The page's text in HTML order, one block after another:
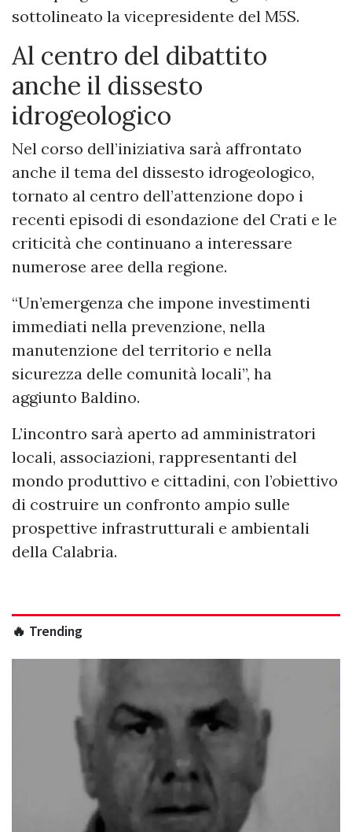
sottolineato la vicepresidente del M5S.
Al centro del dibattito
anche il dissesto
idrogeologico
Nel corso dell’iniziativa sarà affrontato
anche il tema del dissesto idrogeologico,
tornato al centro dell’attenzione dopo i
recenti episodi di esondazione del Crati e le
criticità che continuano a interessare
numerose aree della regione.
“Un’emergenza che impone investimenti
immediati nella prevenzione, nella
manutenzione del territorio e nella
sicurezza delle comunità locali”, ha
aggiunto Baldino.
L’incontro sarà aperto ad amministratori
locali, associazioni, rappresentanti del
mondo produttivo e cittadini, con l’obiettivo
di costruire un confronto ampio sulle
prospettive infrastrutturali e ambientali
della Calabria.
🔥 Trending